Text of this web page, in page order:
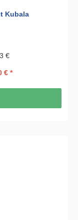
Kubala
€
€ *